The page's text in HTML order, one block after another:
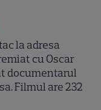
la adresa
cu Oscar
documentarul
Filmul are 232